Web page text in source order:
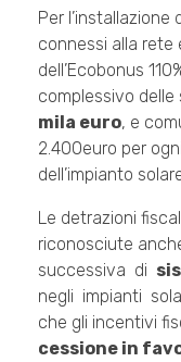
Per l’installazione
connessi alla rete
dell’Ecobonus
complessivo
mila euro, e
2.400euro per
dell’impianto
Le detrazioni
riconosciute
successiva di
negli impianti
che gli incentivi
cessione in